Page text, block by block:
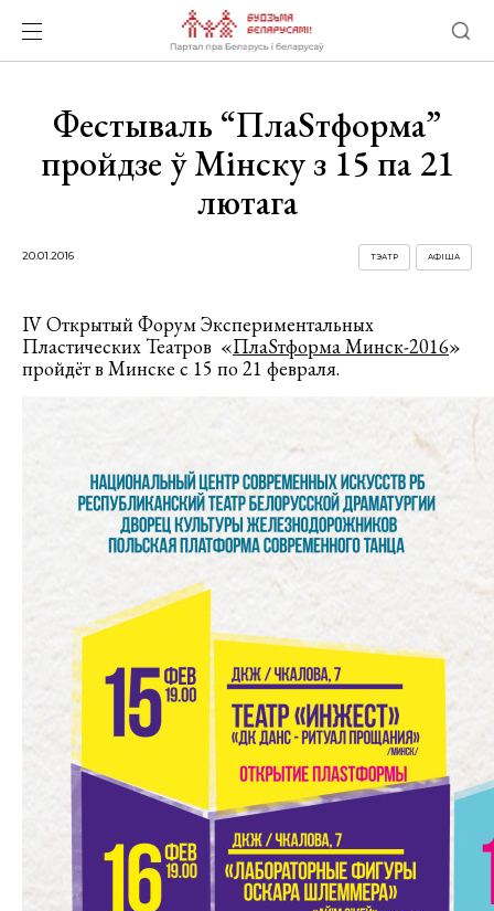
Фестываль “ПлаSтформа”
пройдзе ў Мінску з 15 па 21
лютага
20.01.2016 АФІША
ТЭАТР
IV Открытый Форум Экспериментальных
Пластических Театров «ПлаSтформа Минск-2016»
пройдёт в Минске с 15 по 21 февраля.